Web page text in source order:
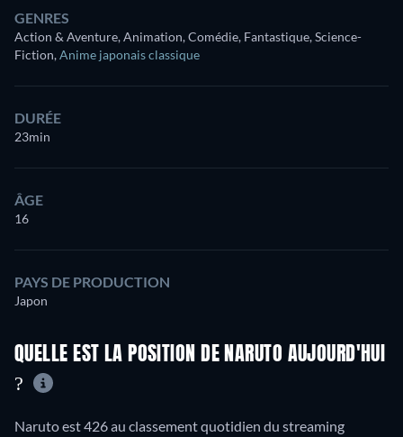
GENRES
Action & Aventure, Animation, Comédie, Fantastique, Science-
Fiction,Anime japonais classique
DURÉE
23min
ÂGE
16
PAYS DE PRODUCTION
Japon
QUELLE EST LA POSITION DE NARUTO AUJOURD'HUI
?
Naruto est 426 au classement quotidien du streaming